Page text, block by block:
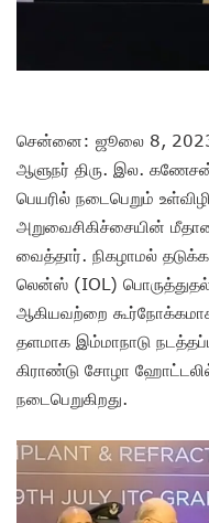
சென்னை: ஜூலை 8, 2023:
ஆளுநர் திரு. இல.
பெயரில் நடைபெறும்
அறுவைசிகிச்சையின்
வைத்தார். நிகழாமல்
லென்ஸ் (IOL) பொருத்துதல்
ஆகியவற்றை
தளமாக இம்மாநாடு
கிராண்டு சோழா
நடைபெறுகிறது.